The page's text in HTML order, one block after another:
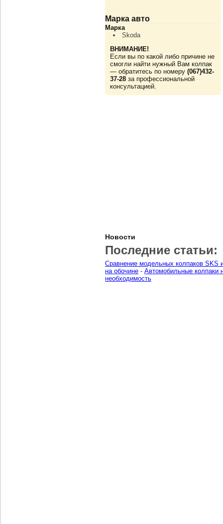
Марка авто
Марка
Skoda
ВНИМАНИЕ!
Если вы по какой либо причине не
смогли найти нужный Вам колпак
— обратитесь по номеру (067)432-
37-28 за профессиональной
консультацией.
Новости
Последние статьи:
Сравнение модельных колпаков SKS
на обочине - Автомобильные колпаки
необходимость